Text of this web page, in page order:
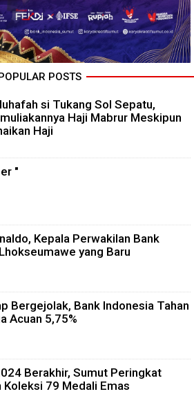
POSTS
si Tukang Sol Sepatu,
Haji Mabrur Meskipun
Haji
"
Kepala Perwakilan Bank
yang Baru
Bergejolak, Bank Indonesia Tahan
Acuan 5,75%
Berakhir, Sumut Peringkat
Koleksi 79 Medali Emas